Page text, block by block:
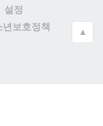
설정
년보호정책
▲